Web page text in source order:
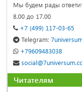
Мы будем рады
8.00 до 17.00
+7 (499) 117-03-65
Telegram:
+79609483038
Читателям